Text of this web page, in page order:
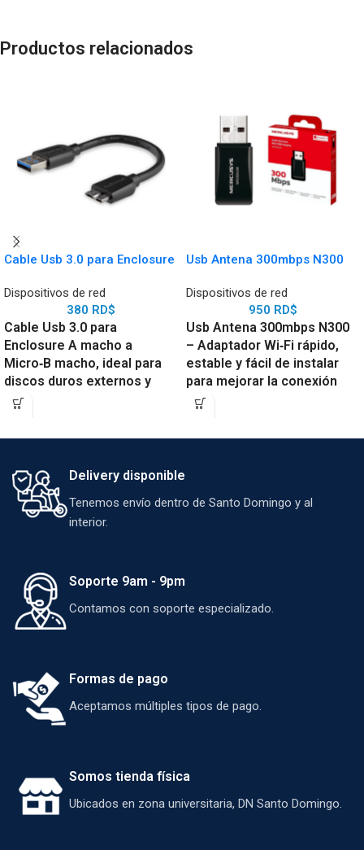
Productos relacionados
Cable Usb 3.0 para Enclosure
Dispositivos de red
380 RD$
Cable Usb 3.0 para
Enclosure A macho a
Micro‑B macho, ideal para
discos duros externos y
dispositivos de alta
transferencia rápida y
Usb Antena 300mbps N300
Dispositivos de red
950 RD$
Usb Antena 300mbps N300
– Adaptador Wi‑Fi rápido,
estable y fácil de instalar
para mejorar la conexión
inalámbrica en PC y laptops.
Delivery disponible
Tenemos envío dentro de Santo Domingo y al
interior.
Soporte 9am - 9pm
Contamos con soporte especializado.
Formas de pago
Aceptamos múltiples tipos de pago.
Somos tienda física
Ubicados en zona universitaria, DN Santo Domingo.